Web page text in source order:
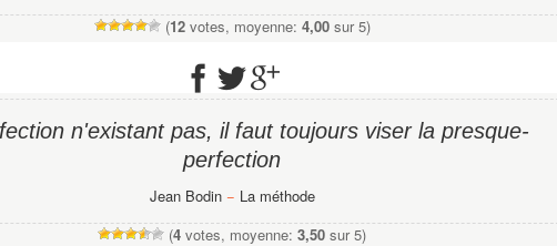
(12votes, moyenne: 4,00sur 5)
n'existant pas, il faut toujours viser la presque-
perfection
Jean Bodin− La méthode
(4 votes, moyenne: 3,50 sur 5)